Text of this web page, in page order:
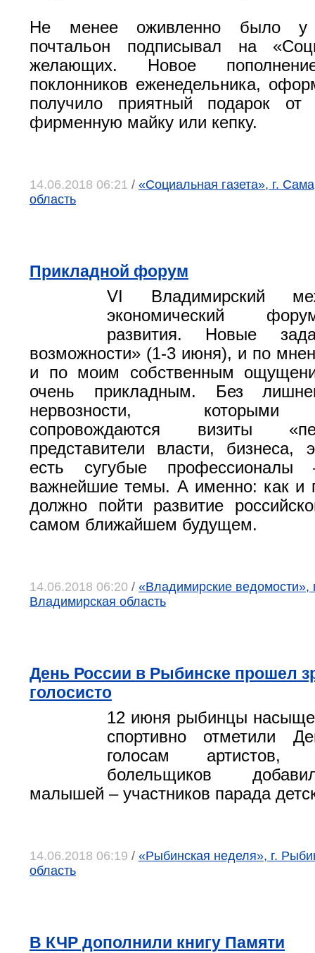
Не менее оживленно было у
почтальон подписывал на
желающих. Новое
поклонников еженедельника,
получило приятный подарок
фирменную майку или кепку.
14.06.2018 06:21 / «Социальная газета», г.
область
Прикладной форум
VI Владимирский
экономический
развития. Новые
возможности» (1-3 июня), и по
и по моим собственным
очень прикладным. Без
нервозности, которыми
сопровождаются визиты
представители власти,
есть сугубые
важнейшие темы. А именно: как и
должно пойти развитие
самом ближайшем будущем.
14.06.2018 06:20 / «Владимирские ведомости»,
Владимирская область
День России в Рыбинске прошел
голосисто
12 июня рыбинцы
спортивно отметили
голосам
болельщиков
малышей – участников парада
14.06.2018 06:19 / «Рыбинская неделя», г.
область
В КЧР дополнили книгу Памяти